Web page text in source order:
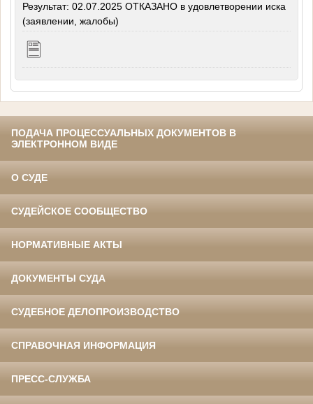
Результат: 02.07.2025 ОТКАЗАНО в удовлетворении иска
(заявлении, жалобы)
ПОДАЧА ПРОЦЕССУАЛЬНЫХ ДОКУМЕНТОВ В
ЭЛЕКТРОННОМ ВИДЕ
О СУДЕ
СУДЕЙСКОЕ СООБЩЕСТВО
НОРМАТИВНЫЕ АКТЫ
ДОКУМЕНТЫ СУДА
СУДЕБНОЕ ДЕЛОПРОИЗВОДСТВО
СПРАВОЧНАЯ ИНФОРМАЦИЯ
ПРЕСС-СЛУЖБА